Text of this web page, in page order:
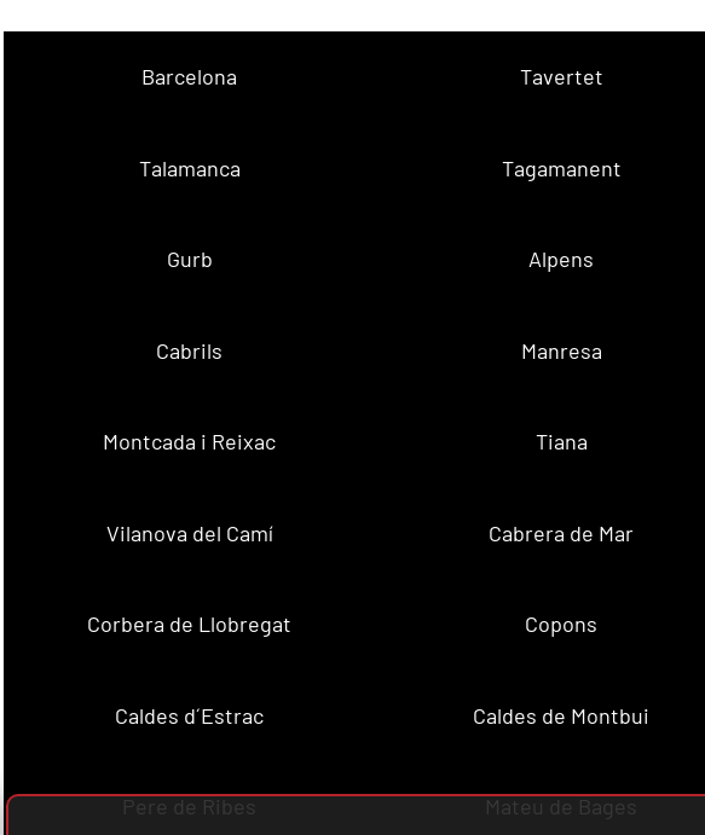
Barcelona Tavertet
Talamanca Tagamanent
Gurb Alpens
Cabrils Manresa
Montcada i Reixac Tiana
Vilanova del Camí Cabrera de Mar
Corbera de Llobregat Copons
Caldes d´Estrac Caldes de Montbui
Pere de Ribes Mateu de Bages